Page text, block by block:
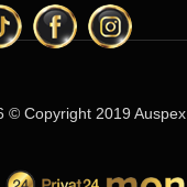
© Copyright 2019 Auspex